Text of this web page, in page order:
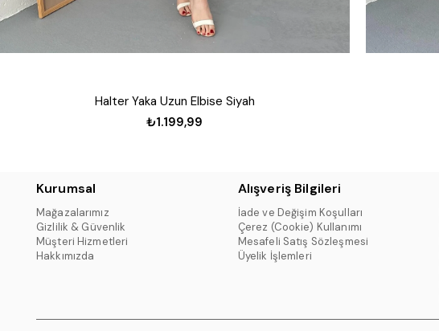
Halter Yaka Uzun Elbise Siyah
₺1.199,99
Kurumsal
Mağazalarımız
Gizlilik & Güvenlik
Müşteri Hizmetleri
Hakkımızda
Alışveriş Bilgileri
İade ve Değişim Koşulları
Çerez (Cookie) Kullanımı
Mesafeli Satış Sözleşmesi
Üyelik İşlemleri